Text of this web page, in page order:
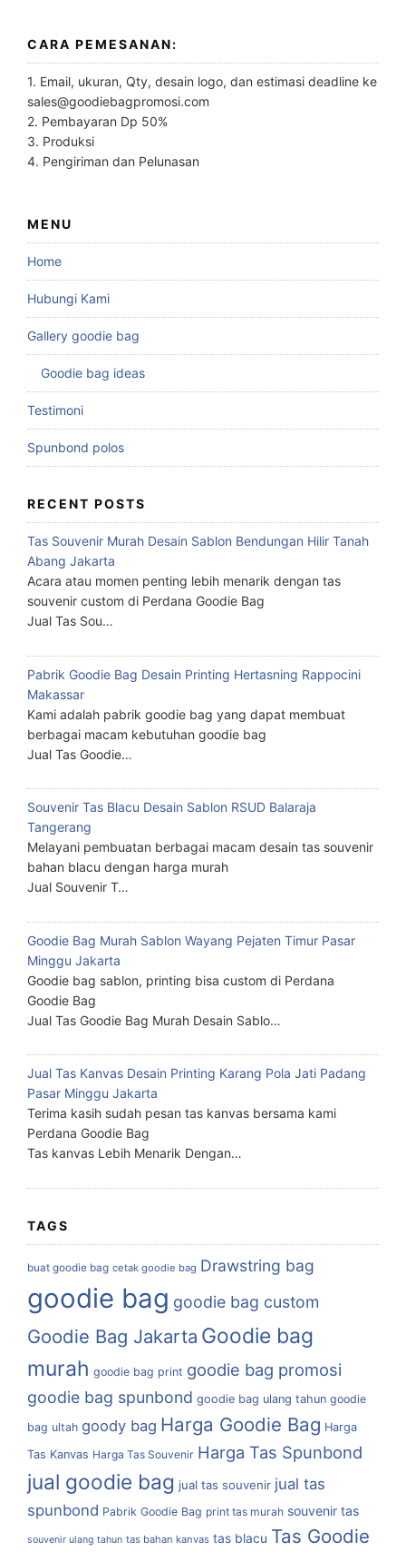
CARA PEMESANAN:
1. Email, ukuran, Qty, desain logo, dan estimasi deadline ke
sales@goodiebagpromosi.com
2. Pembayaran Dp 50%
3. Produksi
4. Pengiriman dan Pelunasan
MENU
Home
Hubungi Kami
Gallery goodie bag
Goodie bag ideas
Testimoni
Spunbond polos
RECENT POSTS
Tas Souvenir Murah Desain Sablon Bendungan Hilir Tanah
Abang Jakarta
Acara atau momen penting lebih menarik dengan tas
souvenir custom di Perdana Goodie Bag
Jual Tas Sou…
Pabrik Goodie Bag Desain Printing Hertasning Rappocini
Makassar
Kami adalah pabrik goodie bag yang dapat membuat
berbagai macam kebutuhan goodie bag
Jual Tas Goodie…
Souvenir Tas Blacu Desain Sablon RSUD Balaraja
Tangerang
Melayani pembuatan berbagai macam desain tas souvenir
bahan blacu dengan harga murah
Jual Souvenir T…
Goodie Bag Murah Sablon Wayang Pejaten Timur Pasar
Minggu Jakarta
Goodie bag sablon, printing bisa custom di Perdana
Goodie Bag
Jual Tas Goodie Bag Murah Desain Sablo…
Jual Tas Kanvas Desain Printing Karang Pola Jati Padang
Pasar Minggu Jakarta
Terima kasih sudah pesan tas kanvas bersama kami
Perdana Goodie Bag
Tas kanvas Lebih Menarik Dengan…
TAGS
buat goodie bag cetak goodie bag Drawstring bag
goodie bag goodie bag custom
Goodie Bag Jakarta Goodie bag
murah goodie bag print goodie bag promosi
goodie bag spunbond goodie bag ulang tahun goodie
bag ultah goody bag Harga Goodie Bag Harga
Tas Kanvas Harga Tas Souvenir Harga Tas Spunbond
jual goodie bag jual tas souvenir jual tas
spunbond Pabrik Goodie Bag print tas murah souvenir tas
souvenir ulang tahun tas bahan kanvas tas blacu Tas Goodie